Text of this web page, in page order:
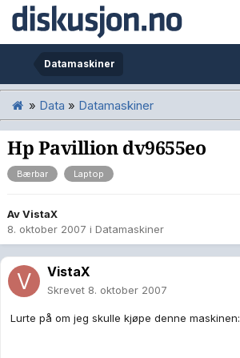
Datamaskiner
» Data » Datamaskiner
Hp Pavillion dv9655eo
Bærbar Laptop
AvVistaX
8. oktober 2007 i Datamaskiner
VistaX
Skrevet 8. oktober 2007
Lurte på om jeg skulle kjøpe denne maskinen: